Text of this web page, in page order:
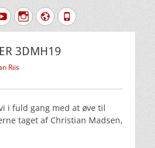
YouTubeInstagram
Website
Tlf.
3DMH19
Riis
i fuld gang med at øve til
taget af Christian Madsen,